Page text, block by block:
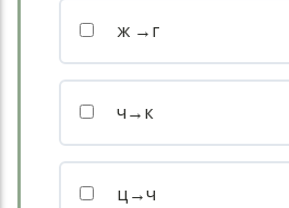
ж →г
ч→к
ц→ч